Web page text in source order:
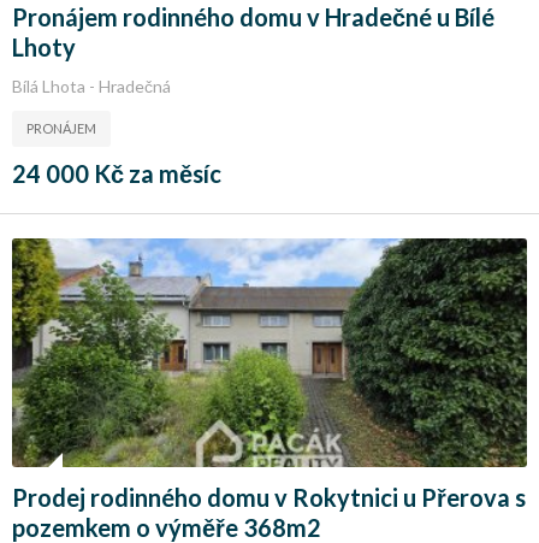
Pronájem rodinného domu v Hradečné u Bílé
Lhoty
Bílá Lhota - Hradečná
PRONÁJEM
24 000 Kč za měsíc
Prodej rodinného domu v Rokytnici u Přerova s
pozemkem o výměře 368m2